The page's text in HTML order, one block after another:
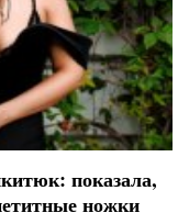
показала,
ножки